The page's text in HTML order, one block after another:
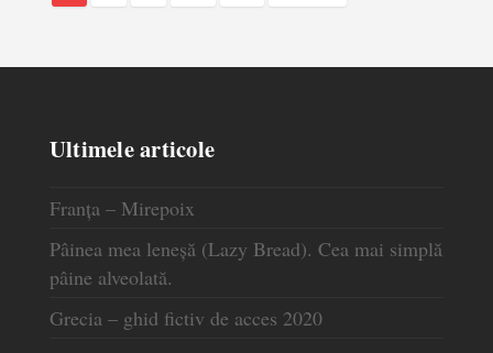
Ultimele articole
Franța – Mirepoix
Pâinea mea leneșă (Lazy Bread). Cea mai simplă
pâine alveolată.
Grecia – ghid fictiv de acces 2020